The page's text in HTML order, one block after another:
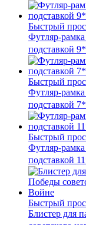
Быстрый
Футляр-
подставкой
Быстрый
Футляр-
подставкой
Быстрый
Футляр-
подставкой
Быстрый
Блистер для